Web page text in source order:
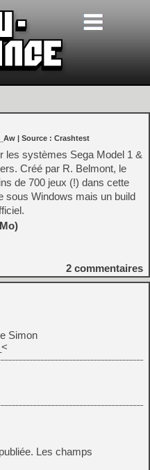
| Source : Crashtest
les systèmes Sega Model 1 &
Créé par R. Belmont, le
de 700 jeux (!) dans cette
sous Windows mais un build
2 commentaires
Simon
Les champs